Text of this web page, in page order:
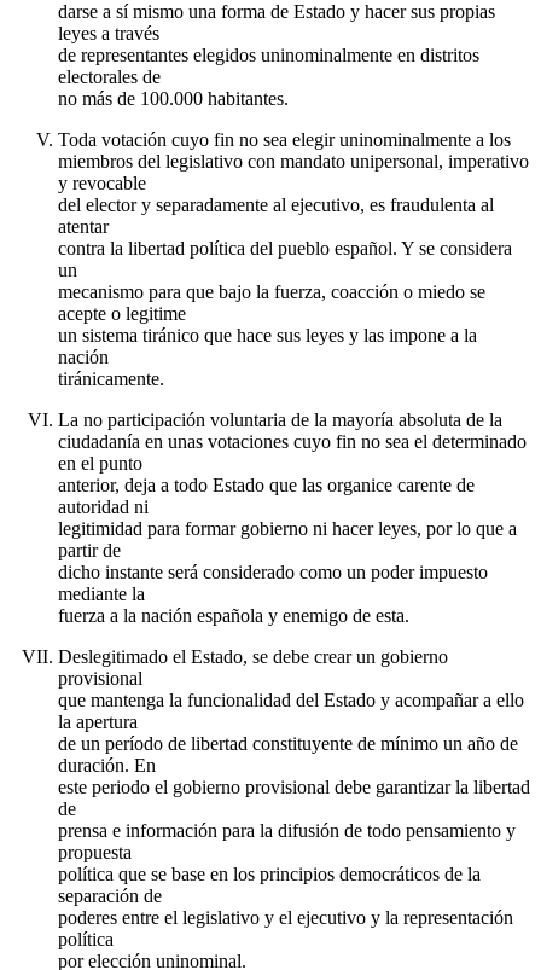
darse a sí mismo una forma de Estado y hacer sus propias
leyes a través
de representantes elegidos uninominalmente en distritos
electorales de
no más de 100.000 habitantes.
Toda votación cuyo fin no sea elegir uninominalmente a los
miembros del legislativo con mandato unipersonal, imperativo
y revocable
del elector y separadamente al ejecutivo, es fraudulenta al
atentar
contra la libertad política del pueblo español. Y se considera
un
mecanismo para que bajo la fuerza, coacción o miedo se
acepte o legitime
un sistema tiránico que hace sus leyes y las impone a la
nación
tiránicamente.
La no participación voluntaria de la mayoría absoluta de la
ciudadanía en unas votaciones cuyo fin no sea el determinado
en el punto
anterior, deja a todo Estado que las organice carente de
autoridad ni
legitimidad para formar gobierno ni hacer leyes, por lo que a
partir de
dicho instante será considerado como un poder impuesto
mediante la
fuerza a la nación española y enemigo de esta.
Deslegitimado el Estado, se debe crear un gobierno
provisional
que mantenga la funcionalidad del Estado y acompañar a ello
la apertura
de un período de libertad constituyente de mínimo un año de
duración. En
este periodo el gobierno provisional debe garantizar la libertad
de
prensa e información para la difusión de todo pensamiento y
propuesta
política que se base en los principios democráticos de la
separación de
poderes entre el legislativo y el ejecutivo y la representación
política
por elección uninominal.